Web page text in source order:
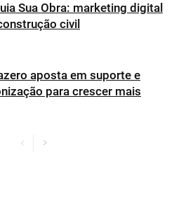
Sua Obra: marketing digital
civil
aposta em suporte e
para crescer mais